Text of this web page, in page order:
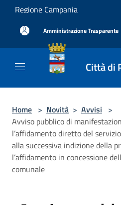
Salta al contenuto principale
Regione Campania
Amministrazione Trasparente
Città di
Home > Novità > Avvisi >
Avviso pubblico di
l’affidamento diretto del servizio
alla successiva indizione della
l’affidamento in concessione
comunale